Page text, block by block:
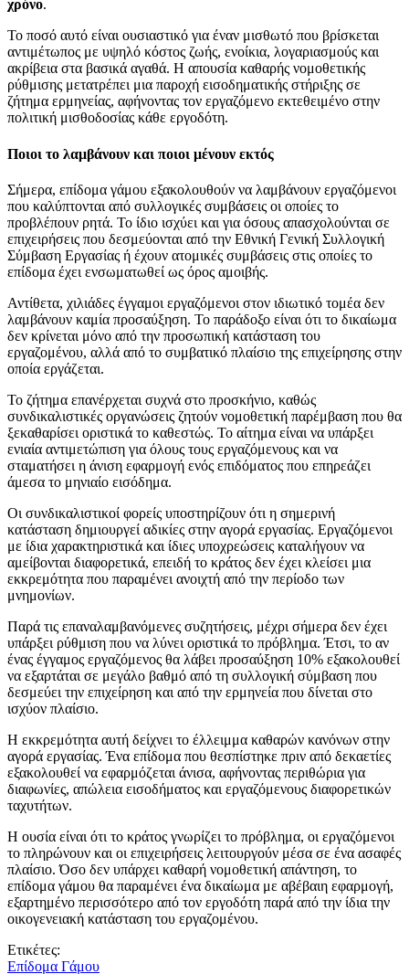
χρόνο.
Το ποσό αυτό είναι ουσιαστικό για έναν μισθωτό που βρίσκεται
αντιμέτωπος με υψηλό κόστος ζωής, ενοίκια, λογαριασμούς και
ακρίβεια στα βασικά αγαθά. Η απουσία καθαρής νομοθετικής
ρύθμισης μετατρέπει μια παροχή εισοδηματικής στήριξης σε
ζήτημα ερμηνείας, αφήνοντας τον εργαζόμενο εκτεθειμένο στην
πολιτική μισθοδοσίας κάθε εργοδότη.
Ποιοι το λαμβάνουν και ποιοι μένουν εκτός
Σήμερα, επίδομα γάμου εξακολουθούν να λαμβάνουν εργαζόμενοι
που καλύπτονται από συλλογικές συμβάσεις οι οποίες το
προβλέπουν ρητά. Το ίδιο ισχύει και για όσους απασχολούνται σε
επιχειρήσεις που δεσμεύονται από την Εθνική Γενική Συλλογική
Σύμβαση Εργασίας ή έχουν ατομικές συμβάσεις στις οποίες το
επίδομα έχει ενσωματωθεί ως όρος αμοιβής.
Αντίθετα, χιλιάδες έγγαμοι εργαζόμενοι στον ιδιωτικό τομέα δεν
λαμβάνουν καμία προσαύξηση. Το παράδοξο είναι ότι το δικαίωμα
δεν κρίνεται μόνο από την προσωπική κατάσταση του
εργαζομένου, αλλά από το συμβατικό πλαίσιο της επιχείρησης στην
οποία εργάζεται.
Το ζήτημα επανέρχεται συχνά στο προσκήνιο, καθώς
συνδικαλιστικές οργανώσεις ζητούν νομοθετική παρέμβαση που θα
ξεκαθαρίσει οριστικά το καθεστώς. Το αίτημα είναι να υπάρξει
ενιαία αντιμετώπιση για όλους τους εργαζόμενους και να
σταματήσει η άνιση εφαρμογή ενός επιδόματος που επηρεάζει
άμεσα το μηνιαίο εισόδημα.
Οι συνδικαλιστικοί φορείς υποστηρίζουν ότι η σημερινή
κατάσταση δημιουργεί αδικίες στην αγορά εργασίας. Εργαζόμενοι
με ίδια χαρακτηριστικά και ίδιες υποχρεώσεις καταλήγουν να
αμείβονται διαφορετικά, επειδή το κράτος δεν έχει κλείσει μια
εκκρεμότητα που παραμένει ανοιχτή από την περίοδο των
μνημονίων.
Παρά τις επαναλαμβανόμενες συζητήσεις, μέχρι σήμερα δεν έχει
υπάρξει ρύθμιση που να λύνει οριστικά το πρόβλημα. Έτσι, το αν
ένας έγγαμος εργαζόμενος θα λάβει προσαύξηση 10% εξακολουθεί
να εξαρτάται σε μεγάλο βαθμό από τη συλλογική σύμβαση που
δεσμεύει την επιχείρηση και από την ερμηνεία που δίνεται στο
ισχύον πλαίσιο.
Η εκκρεμότητα αυτή δείχνει το έλλειμμα καθαρών κανόνων στην
αγορά εργασίας. Ένα επίδομα που θεσπίστηκε πριν από δεκαετίες
εξακολουθεί να εφαρμόζεται άνισα, αφήνοντας περιθώρια για
διαφωνίες, απώλεια εισοδήματος και εργαζόμενους διαφορετικών
ταχυτήτων.
Η ουσία είναι ότι το κράτος γνωρίζει το πρόβλημα, οι εργαζόμενοι
το πληρώνουν και οι επιχειρήσεις λειτουργούν μέσα σε ένα ασαφές
πλαίσιο. Όσο δεν υπάρχει καθαρή νομοθετική απάντηση, το
επίδομα γάμου θα παραμένει ένα δικαίωμα με αβέβαιη εφαρμογή,
εξαρτημένο περισσότερο από τον εργοδότη παρά από την ίδια την
οικογενειακή κατάσταση του εργαζομένου.
Ετικέτες:
Επίδομα Γάμου